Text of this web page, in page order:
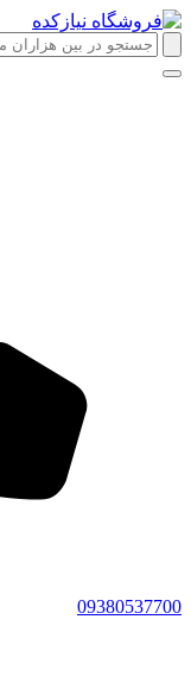
09380537700